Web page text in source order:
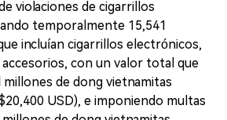
violaciones de cigarrillos
temporalmente 15,541
incluían cigarrillos electrónicos,
accesorios, con un valor total que
millones de dong vietnamitas
USD), e imponiendo multas